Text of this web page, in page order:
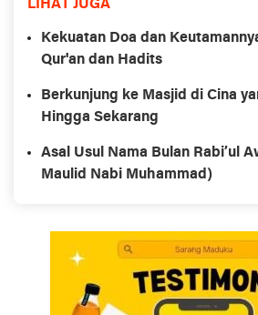
LIHAT JUGA
Kekuatan Doa dan
Qur'an dan Hadits
Berkunjung ke Masjid di Cina
Hingga Sekarang
Asal Usul Nama Bulan Rabi’ul
Maulid Nabi Muhammad)